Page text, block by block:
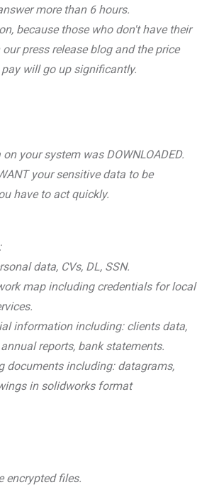
more than 6 hours.
because those who don't have their
press release blog and the price
will go up significantly.
your system was DOWNLOADED.
your sensitive data to be
have to act quickly.
data, CVs, DL, SSN.
map including credentials for local
information including: clients data,
reports, bank statements.
documents including: datagrams,
in solidworks format
encrypted files.